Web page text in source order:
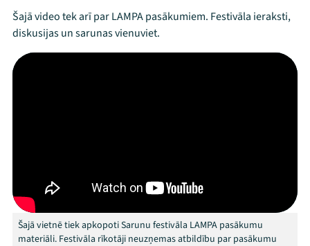
Programma
Arhīvs
Šajā video tek arī par LAMPA pasākumiem. Festivāla ieraksti,
diskusijas un sarunas vienuviet.
Šajā vietnē tiek apkopoti Sarunu festivāla LAMPA pasākumu
materiāli. Festivāla rīkotāji neuzņemas atbildību par pasākumu